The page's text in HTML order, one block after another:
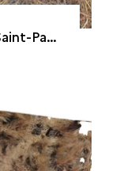
2016)